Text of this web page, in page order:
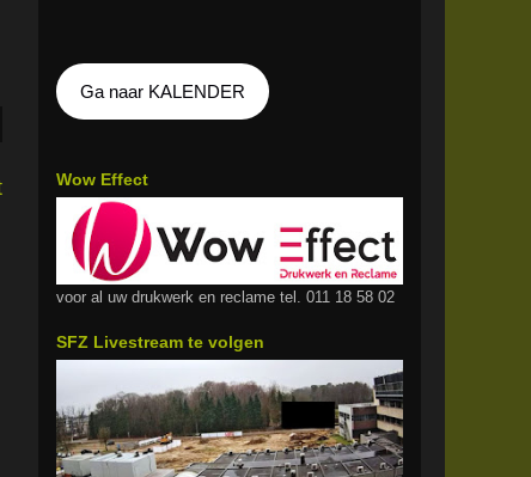
Ga naar KALENDER
Wow Effect
voor al uw drukwerk en reclame tel. 011 18 58 02
SFZ Livestream te volgen